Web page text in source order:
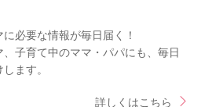
必要な情報が毎日届く！
子育て中のママ・パパにも、毎日
ます。
詳しくはこちら